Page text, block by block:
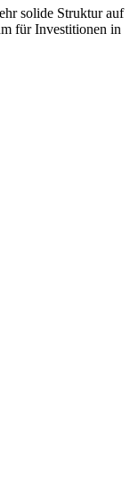
solide Struktur auf
für Investitionen in